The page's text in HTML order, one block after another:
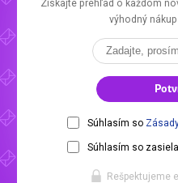
Získajte prehľad o každom
výhodný
Súhlasím so
Súhlasím so
Rešpektujeme